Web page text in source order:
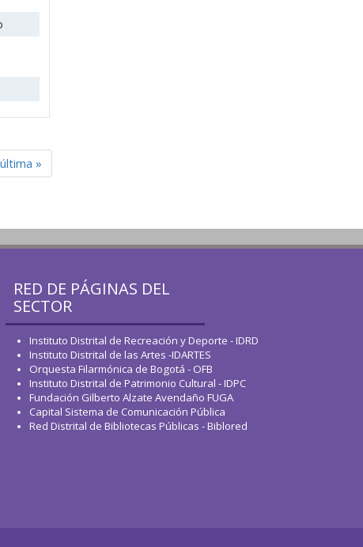
última »
RED DE PÁGINAS DEL
SECTOR
Instituto Distrital de Recreación y Deporte - IDRD
Instituto Distrital de las Artes -IDARTES
Orquesta Filarmónica de Bogotá - OFB
Instituto Distrital de Patrimonio Cultural - IDPC
Fundación Gilberto Alzate Avendaño FUGA
Capital Sistema de Comunicación Pública
Red Distrital de Bibliotecas Públicas - Biblored